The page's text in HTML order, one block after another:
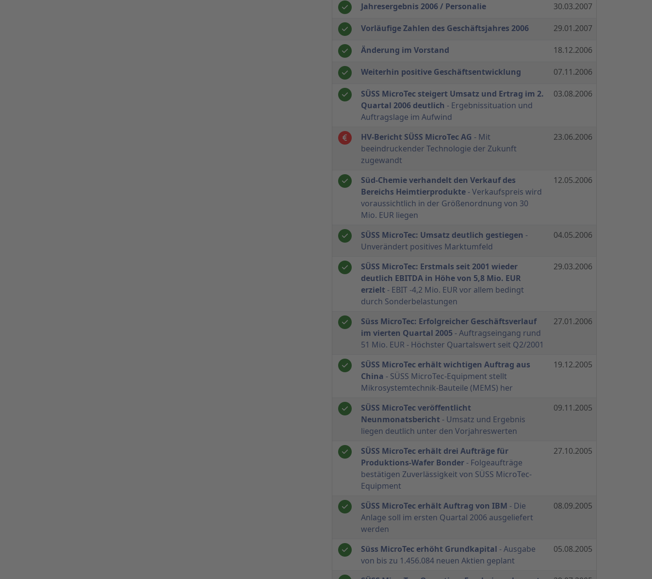
Jahresergebnis 2006 / Personalie 30.03.2007
Vorläufige Zahlen des Geschäftsjahres 2006 29.01.2007
Änderung im Vorstand 18.12.2006
Weiterhin positive Geschäftsentwicklung 07.11.2006
SÜSS MicroTec steigert Umsatz und Ertrag im 2.
Quartal 2006 deutlich - Ergebnissituation und
Auftragslage im Aufwind
03.08.2006
HV-Bericht SÜSS MicroTec AG - Mit
beeindruckender Technologie der Zukunft
zugewandt
23.06.2006
Süd-Chemie verhandelt den Verkauf des
Bereichs Heimtierprodukte- Verkaufspreis wird
voraussichtlich in der Größenordnung von 30
Mio. EUR liegen
12.05.2006
SÜSS MicroTec: Umsatz deutlich gestiegen -
Unverändert positives Marktumfeld
04.05.2006
SÜSS MicroTec: Erstmals seit 2001 wieder
deutlich EBITDA in Höhe von 5,8 Mio. EUR
erzielt- EBIT -4,2 Mio. EUR vor allem bedingt
durch Sonderbelastungen
29.03.2006
Süss MicroTec: Erfolgreicher Geschäftsverlauf
im vierten Quartal 2005 - Auftragseingang rund
51 Mio. EUR - Höchster Quartalswert seit Q2/2001
27.01.2006
SÜSS MicroTec erhält wichtigen Auftrag aus
China - SÜSS MicroTec-Equipment stellt
Mikrosystemtechnik-Bauteile (MEMS) her
19.12.2005
SÜSS MicroTec veröffentlicht
Neunmonatsbericht - Umsatz und Ergebnis
liegen deutlich unter den Vorjahreswerten
09.11.2005
SÜSS MicroTec erhält drei Aufträge für
Produktions-Wafer Bonder- Folgeaufträge
bestätigen Zuverlässigkeit von SÜSS MicroTec-
Equipment
27.10.2005
SÜSS MicroTec erhält Auftrag von IBM - Die
Anlage soll im ersten Quartal 2006 ausgeliefert
werden
08.09.2005
Süss MicroTec erhöht Grundkapital - Ausgabe
von bis zu 1.456.084 neuen Aktien geplant
05.08.2005